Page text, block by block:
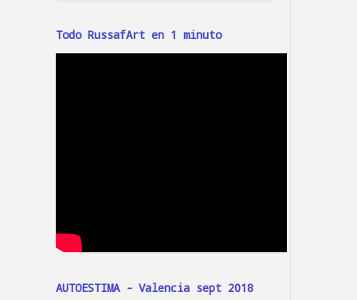
Todo RussafArt en 1 minuto
AUTOESTIMA - Valencia sept 2018